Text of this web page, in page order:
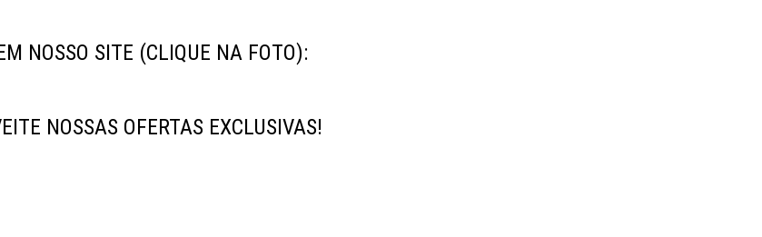
NOSSO SITE (CLIQUE NA FOTO):
NOSSAS OFERTAS EXCLUSIVAS!